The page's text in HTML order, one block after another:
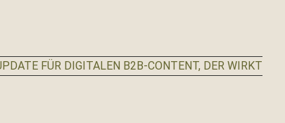
FÜR DIGITALEN B2B-CONTENT, DER WIRKT